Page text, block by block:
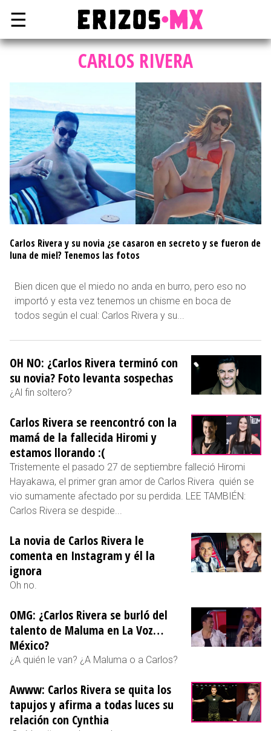
☰
CARLOS RIVERA
Carlos Rivera y su novia ¿se casaron en secreto y se fueron de
luna de miel? Tenemos las fotos
Bien dicen que el miedo no anda en burro, pero eso no
importó y esta vez tenemos un chisme en boca de
todos según el cual: Carlos Rivera y su...
OH NO: ¿Carlos Rivera terminó con
su novia? Foto levanta sospechas
¿Al fin soltero?
Carlos Rivera se reencontró con la
mamá de la fallecida Hiromi y
estamos llorando :(
Tristemente el pasado 27 de septiembre falleció Hiromi
Hayakawa, el primer gran amor de Carlos Rivera quién se
vio sumamente afectado por su perdida. LEE TAMBIÉN:
Carlos Rivera se despide...
La novia de Carlos Rivera le
comenta en Instagram y él la
ignora
Oh no.
OMG: ¿Carlos Rivera se burló del
talento de Maluma en La Voz…
México?
¿A quién le van? ¿A Maluma o a Carlos?
Awww: Carlos Rivera se quita los
tapujos y afirma a todas luces su
relación con Cynthia